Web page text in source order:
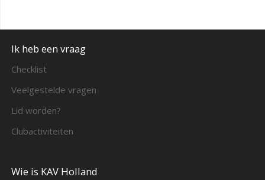
Ik heb een vraag
Checklist
Veelgestelde vragen
Lid worden?
Clubactiviteiten
Wie is KAV Holland